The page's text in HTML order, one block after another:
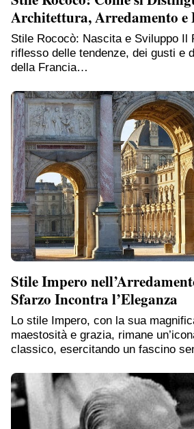
Architettura, Arredamento e
Stile Rococò: Nascita e Sviluppo Il
riflesso delle tendenze, dei gusti e
della Francia…
Stile Impero
Sfarzo Incontra l’Eleganza
Lo stile Impero, con la sua
maestosità e grazia, rimane
classico, esercitando un fascino